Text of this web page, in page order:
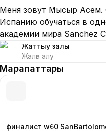
Меня зовут Мысыр Асем.
Испанию обучаться в
академии мира Sanchez
Закончила Американскую
Два высших
выступала за Федерации
Жаттығу залы
Жалға алу
Марапаттары
финалист w60